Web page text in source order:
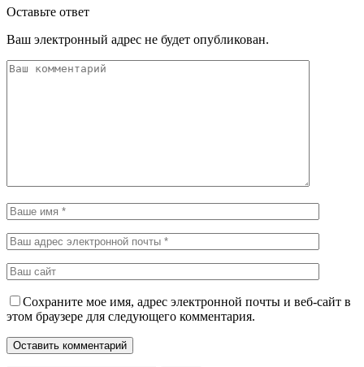
Оставьте ответ
Ваш электронный адрес не будет опубликован.
Сохраните мое имя, адрес электронной почты и веб-сайт в
этом браузере для следующего комментария.